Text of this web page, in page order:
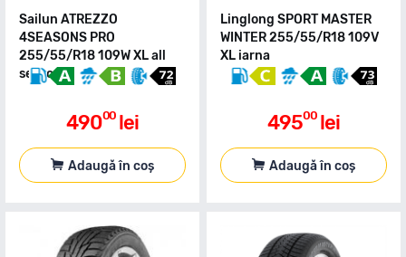
Sailun ATREZZO
4SEASONS PRO
255/55/R18 109W XL all
season
49000 lei
Adaugă în coș
Linglong SPORT MASTER
WINTER 255/55/R18 109V
XL iarna
49500 lei
Adaugă în coș